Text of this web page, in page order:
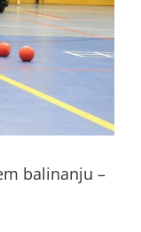
balinanju –